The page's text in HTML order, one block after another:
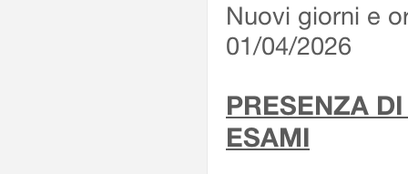
Nuovi giorni e
01/04/2026
PRESENZA
ESAMI